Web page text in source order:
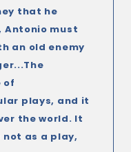
that he
Antonio must
an old enemy
of
plays, and it
the world. It
not as a play,